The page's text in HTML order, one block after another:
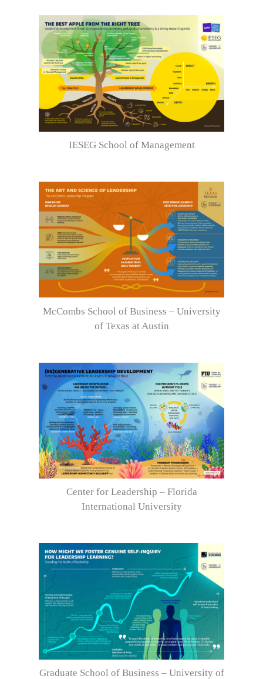
IESEG School of Management
McCombs School of Business – University
of Texas at Austin
Center for Leadership – Florida
International University
Graduate School of Business – University of